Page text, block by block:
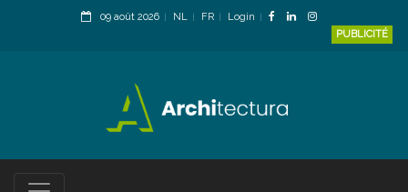
09 août 2026 NL FR
Login
PUBLICITÉ